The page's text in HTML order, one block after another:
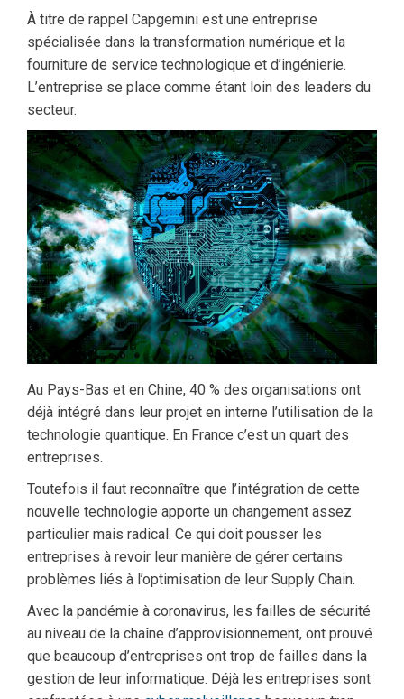
À titre de rappel Capgemini est une entreprise
spécialisée dans la transformation numérique et la
fourniture de service technologique et d’ingénierie.
L’entreprise se place comme étant loin des leaders du
secteur.
Au Pays-Bas et en Chine, 40 % des organisations ont
déjà intégré dans leur projet en interne l’utilisation de la
technologie quantique. En France c’est un quart des
entreprises.
Toutefois il faut reconnaître que l’intégration de cette
nouvelle technologie apporte un changement assez
particulier mais radical. Ce qui doit pousser les
entreprises à revoir leur manière de gérer certains
problèmes liés à l’optimisation de leur Supply Chain.
Avec la pandémie à coronavirus, les failles de sécurité
au niveau de la chaîne d’approvisionnement, ont prouvé
que beaucoup d’entreprises ont trop de failles dans la
gestion de leur informatique. Déjà les entreprises sont